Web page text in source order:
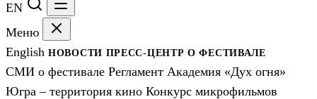
EN
Меню
English НОВОСТИ ПРЕСС-ЦЕНТРО ФЕСТИВАЛЕ
СМИ о фестивале Регламент Академия «Дух огня»
Югра – территория кино Конкурс микрофильмов